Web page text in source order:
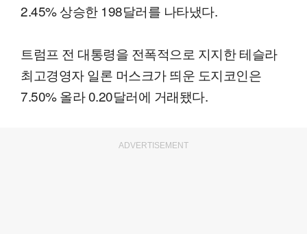
2.45% 상승한 198달러를 나타냈다.
트럼프 전 대통령을 전폭적으로 지지한 테슬라
최고경영자 일론 머스크가 띄운 도지코인은
7.50% 올라 0.20달러에 거래됐다.
ADVERTISEMENT